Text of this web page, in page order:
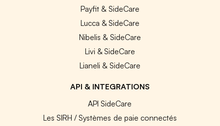
Payfit & SideCare
Lucca & SideCare
Nibelis & SideCare
Livi & SideCare
Lianeli & SideCare
API & INTEGRATIONS
API SideCare
Les SIRH / Systèmes de paie connectés